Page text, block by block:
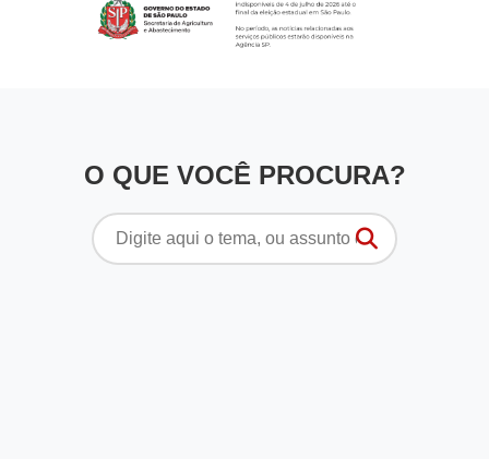
O QUE VOCÊ PROCURA?
Pesquisar
por: